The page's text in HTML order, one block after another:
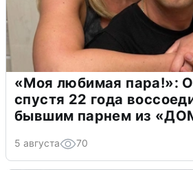
«Моя любимая пара!»:
спустя 22 года
бывшим парнем из
5 августа 70